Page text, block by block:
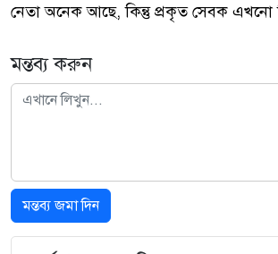
নেতা অনেক আছে, কিন্তু প্রকৃত সেবক এখনো
মন্তব্য করুন
মন্তব্য জমা দিন